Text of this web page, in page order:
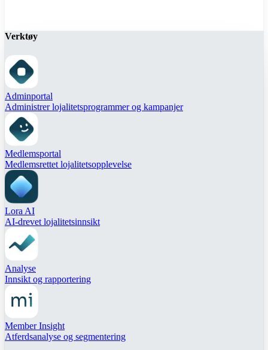
Verktøy
Adminportal
Administrer lojalitetsprogrammer og kampanjer
Medlemsportal
Medlemsrettet lojalitetsopplevelse
Lora AI
AI-drevet lojalitetsinnsikt
Analyse
Innsikt og rapportering
Member Insight
Atferdsanalyse og segmentering